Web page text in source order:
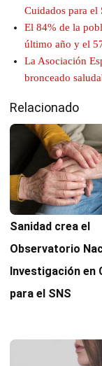
Cuidados para el
El 84% de la
último año y el
La Asociación
bronceado
Relacionado
Sanidad crea el
Observatorio
Investigación en
para el SNS